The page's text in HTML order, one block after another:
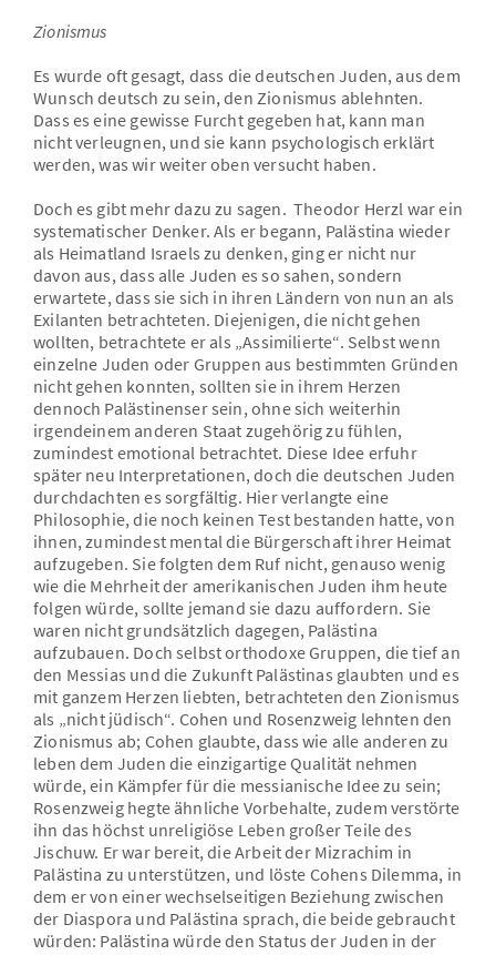
Zionismus
Es wurde oft gesagt, dass die deutschen Juden, aus dem
Wunsch deutsch zu sein, den Zionismus ablehnten.
Dass es eine gewisse Furcht gegeben hat, kann man
nicht verleugnen, und sie kann psychologisch erklärt
werden, was wir weiter oben versucht haben.
Doch es gibt mehr dazu zu sagen. Theodor Herzl war ein
systematischer Denker. Als er begann, Palästina wieder
als Heimatland Israels zu denken, ging er nicht nur
davon aus, dass alle Juden es so sahen, sondern
erwartete, dass sie sich in ihren Ländern von nun an als
Exilanten betrachteten. Diejenigen, die nicht gehen
wollten, betrachtete er als „Assimilierte“. Selbst wenn
einzelne Juden oder Gruppen aus bestimmten Gründen
nicht gehen konnten, sollten sie in ihrem Herzen
dennoch Palästinenser sein, ohne sich weiterhin
irgendeinem anderen Staat zugehörig zu fühlen,
zumindest emotional betrachtet. Diese Idee erfuhr
später neu Interpretationen, doch die deutschen Juden
durchdachten es sorgfältig. Hier verlangte eine
Philosophie, die noch keinen Test bestanden hatte, von
ihnen, zumindest mental die Bürgerschaft ihrer Heimat
aufzugeben. Sie folgten dem Ruf nicht, genauso wenig
wie die Mehrheit der amerikanischen Juden ihm heute
folgen würde, sollte jemand sie dazu auffordern. Sie
waren nicht grundsätzlich dagegen, Palästina
aufzubauen. Doch selbst orthodoxe Gruppen, die tief an
den Messias und die Zukunft Palästinas glaubten und es
mit ganzem Herzen liebten, betrachteten den Zionismus
als „nicht jüdisch“. Cohen und Rosenzweig lehnten den
Zionismus ab; Cohen glaubte, dass wie alle anderen zu
leben dem Juden die einzigartige Qualität nehmen
würde, ein Kämpfer für die messianische Idee zu sein;
Rosenzweig hegte ähnliche Vorbehalte, zudem verstörte
ihn das höchst unreligiöse Leben großer Teile des
Jischuw. Er war bereit, die Arbeit der Mizrachim in
Palästina zu unterstützen, und löste Cohens Dilemma, in
dem er von einer wechselseitigen Beziehung zwischen
der Diaspora und Palästina sprach, die beide gebraucht
würden: Palästina würde den Status der Juden in der